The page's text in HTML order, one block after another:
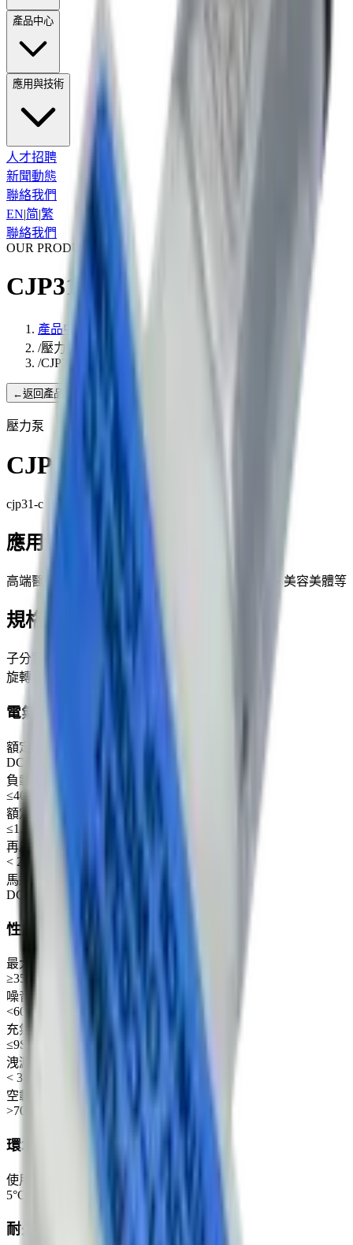
產品中心
應用與技術
人才招聘
新聞動態
聯絡我們
EN|简|繁
聯絡我們
OUR PRODUCTS
CJP31-C
產品中心
/壓力泵
/CJP31-C
←返回產品列表
壓力泵
CJP31-C
cjp31-c
應用領域
高端醫療器械、保健器材、家用電器、廚房衛浴、美容美體等
規格參數
子分類
旋轉隔膜氣泵
電氣參數
額定電壓
DC 3V
負載電流 (300mmHg)
≤400 mA
額定功率
≤1.2W
再啟動電壓
< 2.2 V
馬達額定電壓（建議範圍）
DC3-12V
性能參數
最大壓力
≥350mmHg
噪音
<60dB
充氣時間 (100CC 0~300mmHg)
≤9S
洩漏量
< 3 mmHg/min
空載流量
>700 mL/min
環境條件
使用環境
5°C~45°C, 30~85%RH
耐久性